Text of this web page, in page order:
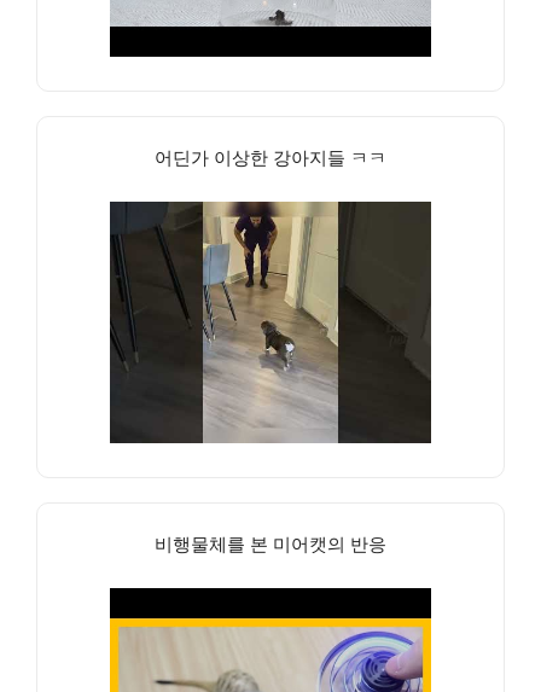
어딘가 이상한 강아지들 ㅋㅋ
비행물체를 본 미어캣의 반응